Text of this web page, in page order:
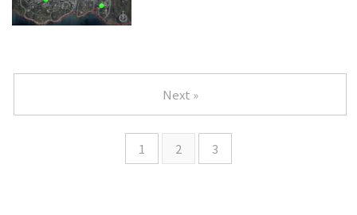
1 2 3
Next »